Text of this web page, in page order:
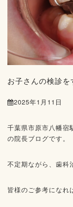
お子さんの検診を
2025年1月11日
千葉県市原市八幡宿
の院長ブログです。
不定期ながら、歯科
皆様のご参考になれ